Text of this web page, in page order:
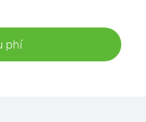
phí